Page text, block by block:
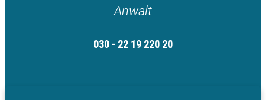
Anwalt
030 - 22 19 220 20